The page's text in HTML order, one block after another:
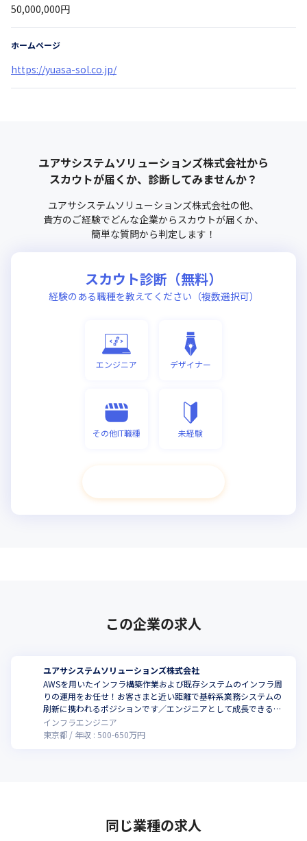
50,000,000円
ホームページ
https://yuasa-sol.co.jp/
ユアサシステムソリューションズ株式会社から
スカウトが届くか、診断してみませんか？
ユアサシステムソリューションズ株式会社の他、
貴方のご経験でどんな企業からスカウトが届くか、
簡単な質問から判定します！
スカウト診断（無料）
経験のある職種を教えてください（複数選択可）
エンジニア デザイナー
その他IT職種 未経験
この企業の求人
ユアサシステムソリューションズ株式会社
AWSを用いたインフラ構築作業および既存システムのインフラ周
りの運用をお任せ！お客さまと近い距離で基幹系業務システムの
刷新に携われるポジションです／エンジニアとして成長できる環
境で働きませんか
インフラエンジニア
東京都
年収 : 500-650万円
同じ業種の求人